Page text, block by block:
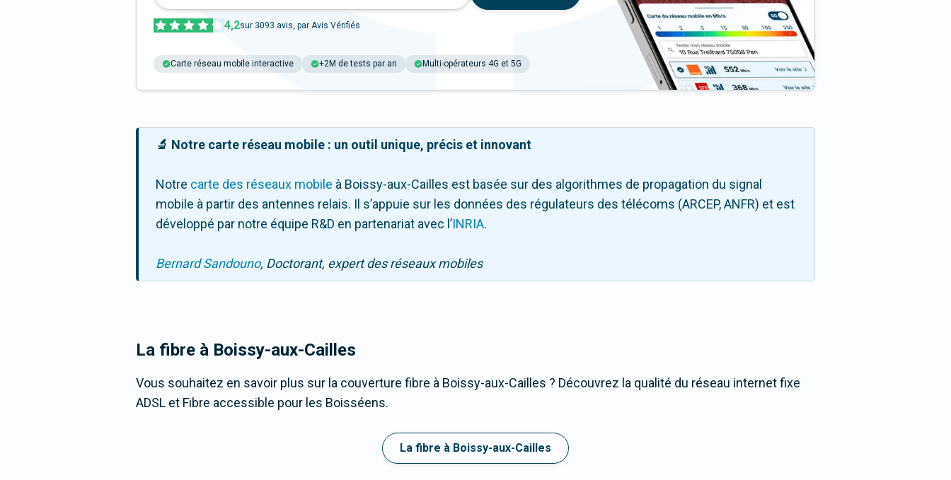
4,2sur 3093 avis, par Avis Vérifiés
Carte réseau mobile interactive +2M de tests par an Multi-opérateurs 4G et 5G
🔬 Notre carte réseau mobile : un outil unique, précis et innovant
Notre carte des réseaux mobile à Boissy-aux-Cailles est basée sur des algorithmes de propagation du signal
mobile à partir des antennes relais. Il s’appuie sur les données des régulateurs des télécoms (ARCEP, ANFR) et est
développé par notre équipe R&D en partenariat avec l ’INRIA.
Bernard Sandouno, Doctorant, expert des réseaux mobiles
La fibre à Boissy-aux-Cailles
Vous souhaitez en savoir plus sur la couverture fibre à Boissy-aux-Cailles ? Découvrez la qualité du réseau internet fixe
ADSL et Fibre accessible pour les Boisséens.
La fibre à Boissy-aux-Cailles